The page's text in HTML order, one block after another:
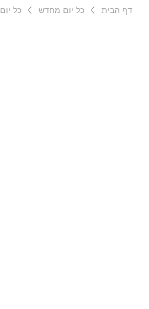
דף הבית כל יום מחדש כל יום